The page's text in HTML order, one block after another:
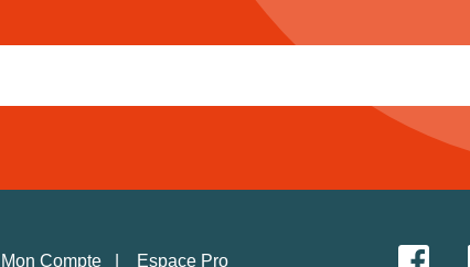
Mon Compte Espace Pro